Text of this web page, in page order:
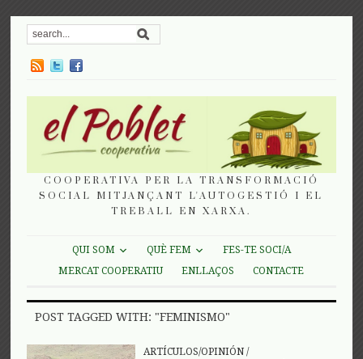
COOPERATIVA PER LA TRANSFORMACIÓ
SOCIAL MITJANÇANT L'AUTOGESTIÓ I EL
TREBALL EN XARXA.
QUI SOM QUÈ FEM
FES-TE SOCI/A
MERCAT COOPERATIU
ENLLAÇOS CONTACTE
POST TAGGED WITH: "FEMINISMO"
ARTÍCULOS/OPINIÓN/